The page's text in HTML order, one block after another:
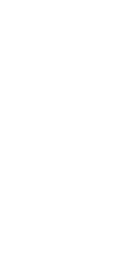
size